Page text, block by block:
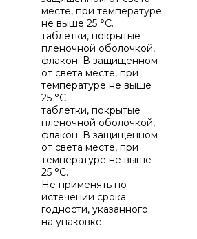
месте, при температуре
не выше 25 °C.
таблетки, покрытые
пленочной оболочкой,
флакон: В защищенном
от света месте, при
температуре не выше
25 °C
таблетки, покрытые
пленочной оболочкой,
флакон: В защищенном
от света месте, при
температуре не выше
25 °C.
Не применять по
истечении срока
годности, указанного
на упаковке.